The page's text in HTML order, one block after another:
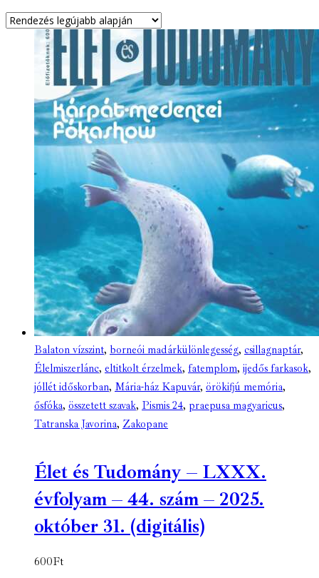
Balaton vízszint, borneói madárkülönlegesség, csillagnaptár,
Élelmiszerlánc, eltitkolt érzelmek, fatemplom, ijedős farkasok,
jóllét időskorban, Mária-ház Kapuvár, örökifjú memória,
ősfóka, összetett szavak, Pismis 24, praepusa magyaricus,
Tatranska Javorina, Zakopane
Élet és Tudomány – LXXX.
évfolyam – 44. szám – 2025.
október 31. (digitális)
600Ft